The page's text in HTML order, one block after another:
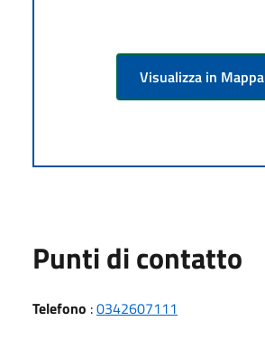
Visualizza in Mappa
Punti di contatto
Telefono :0342607111